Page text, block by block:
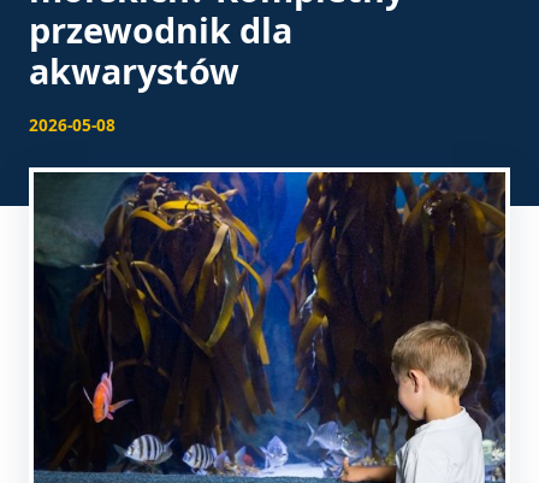
przewodnik dla
akwarystów
2026-05-08